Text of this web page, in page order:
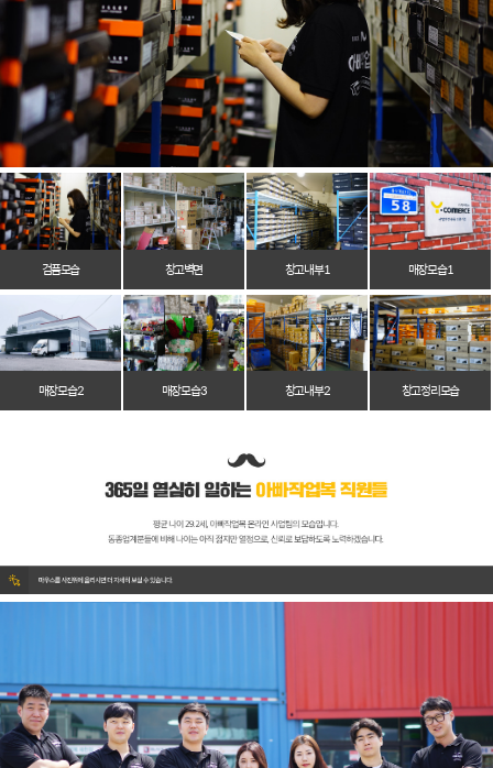
검품모습 창고벽면 창고 내부 1 매장 모습 1
매장 모습 2 매장 모습 3 창고 내부 2 창고 정리 모습